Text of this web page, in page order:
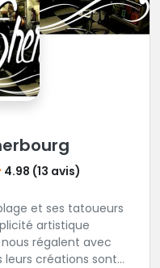
4.98 (13 avis)
et ses tatoueurs
artistique
régalent avec
créations sont